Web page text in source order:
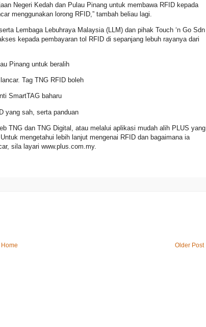
Negeri Kedah dan Pulau Pinang untuk membawa RFID kepada
menggunakan lorong RFID,” tambah beliau lagi.
Lembaga Lebuhraya Malaysia (LLM) dan pihak Touch ‘n Go Sdn
kepada pembayaran tol RFID di sepanjang lebuh rayanya dari
Pinang untuk beralih
Tag TNG RFID boleh
SmartTAG baharu
yang sah, serta panduan
TNG dan TNG Digital, atau melalui aplikasi mudah alih PLUS yang
mengetahui lebih lanjut mengenai RFID dan bagaimana ia
sila layari www.plus.com.my.
Older Post
Home